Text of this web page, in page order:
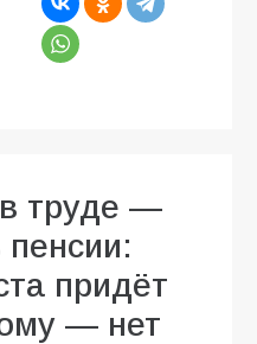
труде —
придёт
— нет